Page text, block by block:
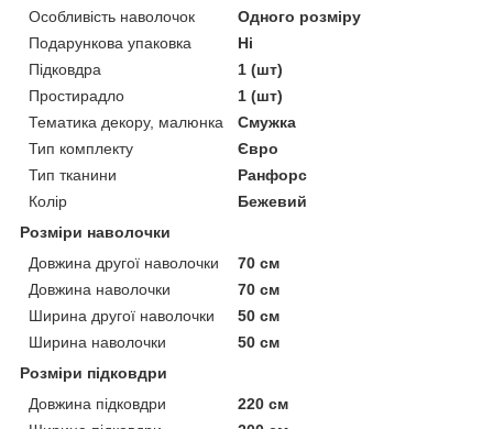
Особливість наволочок
Одного розміру
Подарункова упаковка
Ні
Підковдра
1 (шт)
Простирадло
1 (шт)
Тематика декору, малюнка
Смужка
Тип комплекту
Євро
Тип тканини
Ранфорс
Колір
Бежевий
Розміри наволочки
Довжина другої наволочки
70 см
Довжина наволочки
70 см
Ширина другої наволочки
50 см
Ширина наволочки
50 см
Розміри підковдри
Довжина підковдри
220 см